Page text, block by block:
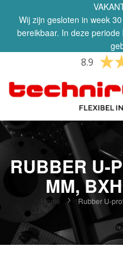
Wij zijn gesloten in week
bereikbaar. In deze
8.9
RUBBER U-
MM,
Home Rubber U-